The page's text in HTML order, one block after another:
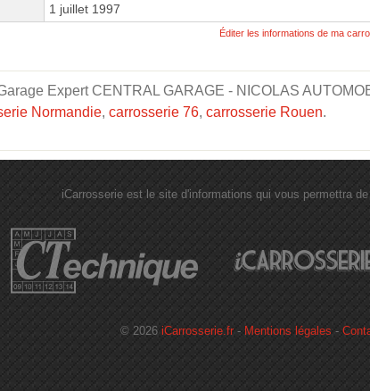
1 juillet 1997
Éditer les informations de ma
Expert CENTRAL GARAGE - NICOLAS
Normandie, carrosserie 76, carrosserie Rouen.
iCarrosserie est le site d'informations qui vous permettra
© 2026 iCarrosserie.fr - Mentions légales -